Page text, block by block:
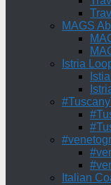
MAGS
Istria
Italian